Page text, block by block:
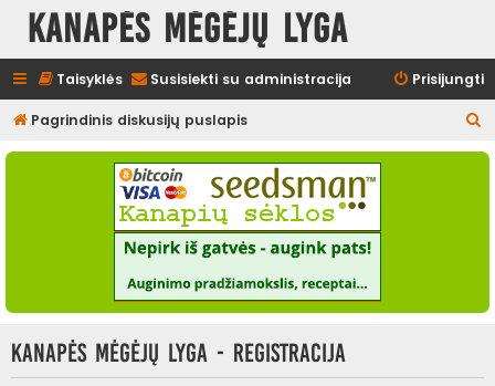
Kanapės mėgėjų lyga
Taisyklės Susisiekti su administracija Prisijungti
Pagrindinis diskusijų puslapis
e
Kanapės mėgėjų lyga - Registracija